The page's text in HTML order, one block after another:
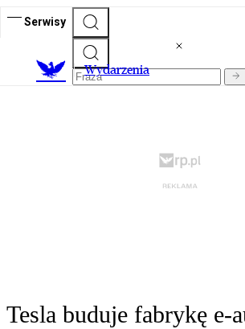
Serwisy
Wydarzenia
Tesla buduje fabrykę e-